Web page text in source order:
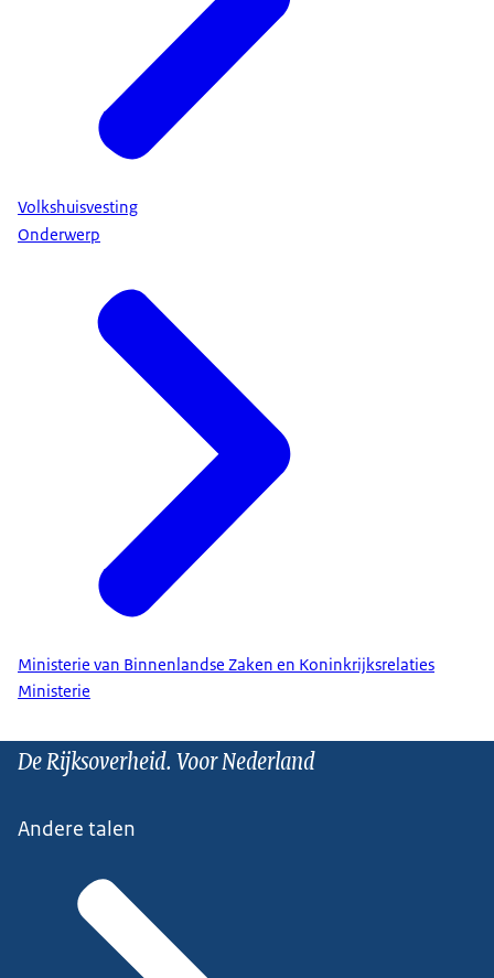
Volkshuisvesting
Onderwerp
Ministerie van Binnenlandse Zaken en Koninkrijksrelaties
Ministerie
De Rijksoverheid. Voor Nederland
Andere talen